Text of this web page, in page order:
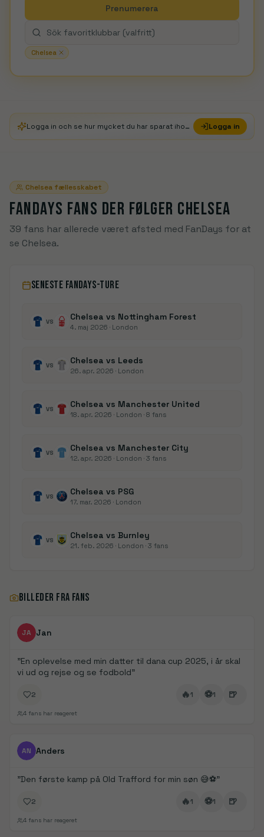
Prenumerera
Chelsea
Logga in och se hur mycket du har sparat ihop i FanDays Credits Logga in
Chelsea fællesskabet
FANDAYS FANS DER FØLGER CHELSEA
39 fans har allerede været afsted med FanDays for at
se Chelsea.
SENESTE FANDAYS-TURE
VS Chelsea vs Nottingham Forest
4. maj 2026 · London
VS Chelsea vs Leeds
26. apr. 2026 · London
VS Chelsea vs Manchester United
18. apr. 2026 · London · 8 fans
VS Chelsea vs Manchester City
12. apr. 2026 · London · 3 fans
VS Chelsea vs PSG
17. mar. 2026 · London
VS Chelsea vs Burnley
21. feb. 2026 · London · 3 fans
BILLEDER FRA FANS
FanDays bidrag
JA Jan
"En oplevelse med min datter til dana cup 2025, i år skal
vi ud og rejse og se fodbold"
2 🔥1 ⚽1 🍺
4 fans har reageret
FanDays bidrag
AN Anders
"Den første kamp på Old Trafford for min søn 😅⚽️"
2 🔥1 ⚽1 🍺
4 fans har reageret